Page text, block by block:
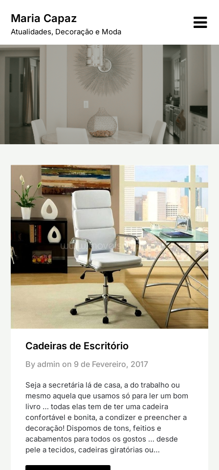
content
Maria Capaz
Atualidades, Decoração e Moda
Cadeiras de Escritório
By admin on 9 de Fevereiro, 2017
Seja a secretária lá de casa, a do trabalho ou
mesmo aquela que usamos só para ler um bom
livro … todas elas tem de ter uma cadeira
confortável e bonita, a condizer e preencher a
decoração! Dispomos de tons, feitios e
acabamentos para todos os gostos … desde
pele a tecidos, cadeiras giratórias ou…